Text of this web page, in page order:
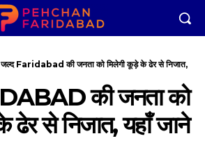
जल्द Faridabad की जनता को मिलेगी कूड़े के ढेर से निजात,
की जनता को
ढेर से निजात, यहाँ जाने